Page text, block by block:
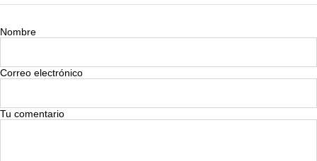
Nombre
Correo electrónico
Tu comentario